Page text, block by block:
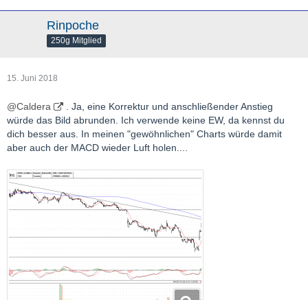
Rinpoche
250g Mitglied
15. Juni 2018
@Caldera
. Ja, eine Korrektur und anschließender Anstieg
würde das Bild abrunden. Ich verwende keine EW, da kennst du
dich besser aus. In meinen "gewöhnlichen" Charts würde damit
aber auch der MACD wieder Luft holen....